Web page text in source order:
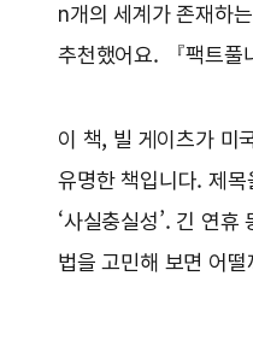
n개의 세계가 존재하
추천했어요. 『팩트풀
이 책, 빌 게이츠가 미
유명한 책입니다. 제
‘사실충실성’. 긴 연
법을 고민해 보면 어떨